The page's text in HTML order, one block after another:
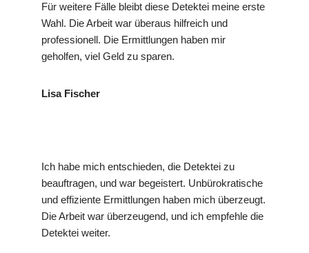
Für weitere Fälle bleibt diese Detektei meine erste
Wahl. Die Arbeit war überaus hilfreich und
professionell. Die Ermittlungen haben mir
geholfen, viel Geld zu sparen.
Lisa Fischer
Ich habe mich entschieden, die Detektei zu
beauftragen, und war begeistert. Unbürokratische
und effiziente Ermittlungen haben mich überzeugt.
Die Arbeit war überzeugend, und ich empfehle die
Detektei weiter.